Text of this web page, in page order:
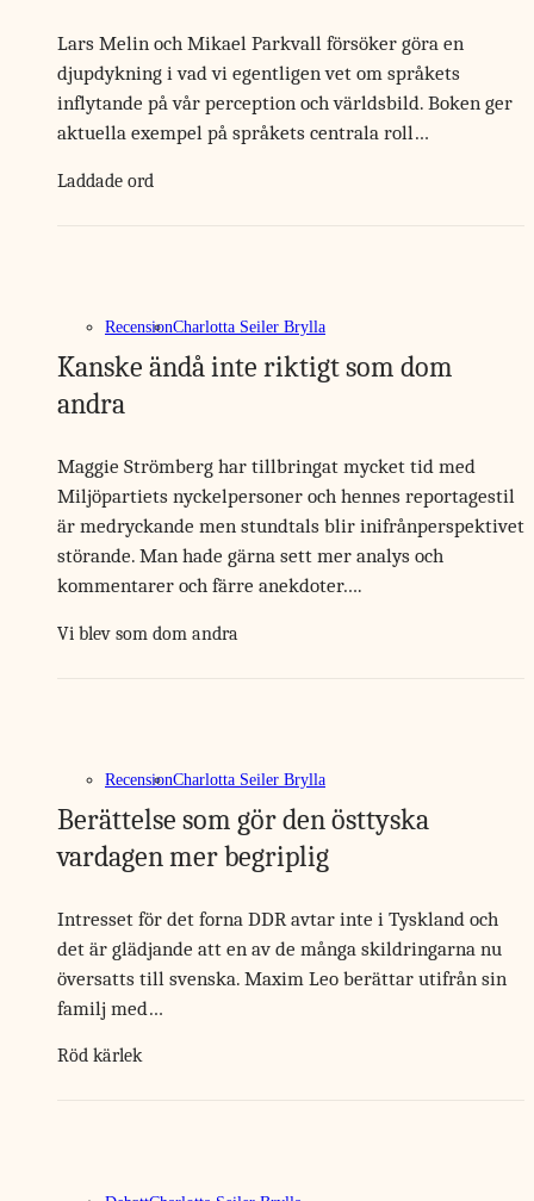
Lars Melin och Mikael Parkvall försöker göra en
djupdykning i vad vi egentligen vet om språkets
inflytande på vår perception och världsbild. Boken ger
aktuella exempel på språkets centrala roll…
Laddade ord
RecensionCharlotta Seiler Brylla
Kanske ändå inte riktigt som dom
andra
Maggie Strömberg har tillbringat mycket tid med
Miljöpartiets nyckelpersoner och hennes reportagestil
är medryckande men stundtals blir inifrånperspektivet
störande. Man hade gärna sett mer analys och
kommentarer och färre anekdoter….
Vi blev som dom andra
RecensionCharlotta Seiler Brylla
Berättelse som gör den östtyska
vardagen mer begriplig
Intresset för det forna DDR avtar inte i Tyskland och
det är glädjande att en av de många skildringarna nu
översatts till svenska. Maxim Leo berättar utifrån sin
familj med…
Röd kärlek